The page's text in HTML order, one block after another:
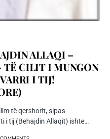
ALLAQI –
TË CILIT I MUNGON
I TIJ!
të qershorit, sipas
i tij (Behajdin Allaqit) ishte…